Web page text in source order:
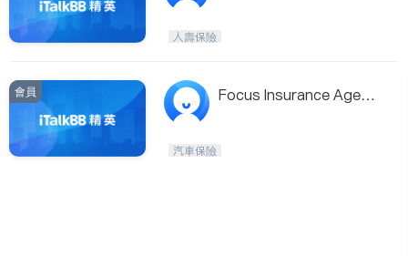
人壽保險
會員
Focus Insurance Agenc
汽車保險